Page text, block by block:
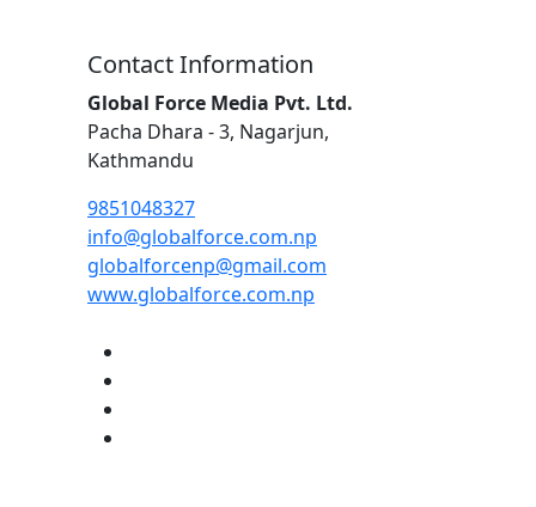
Contact Information
Global Force Media Pvt. Ltd.
Pacha Dhara - 3, Nagarjun,
Kathmandu
9851048327
info@globalforce.com.np
globalforcenp@gmail.com
www.globalforce.com.np